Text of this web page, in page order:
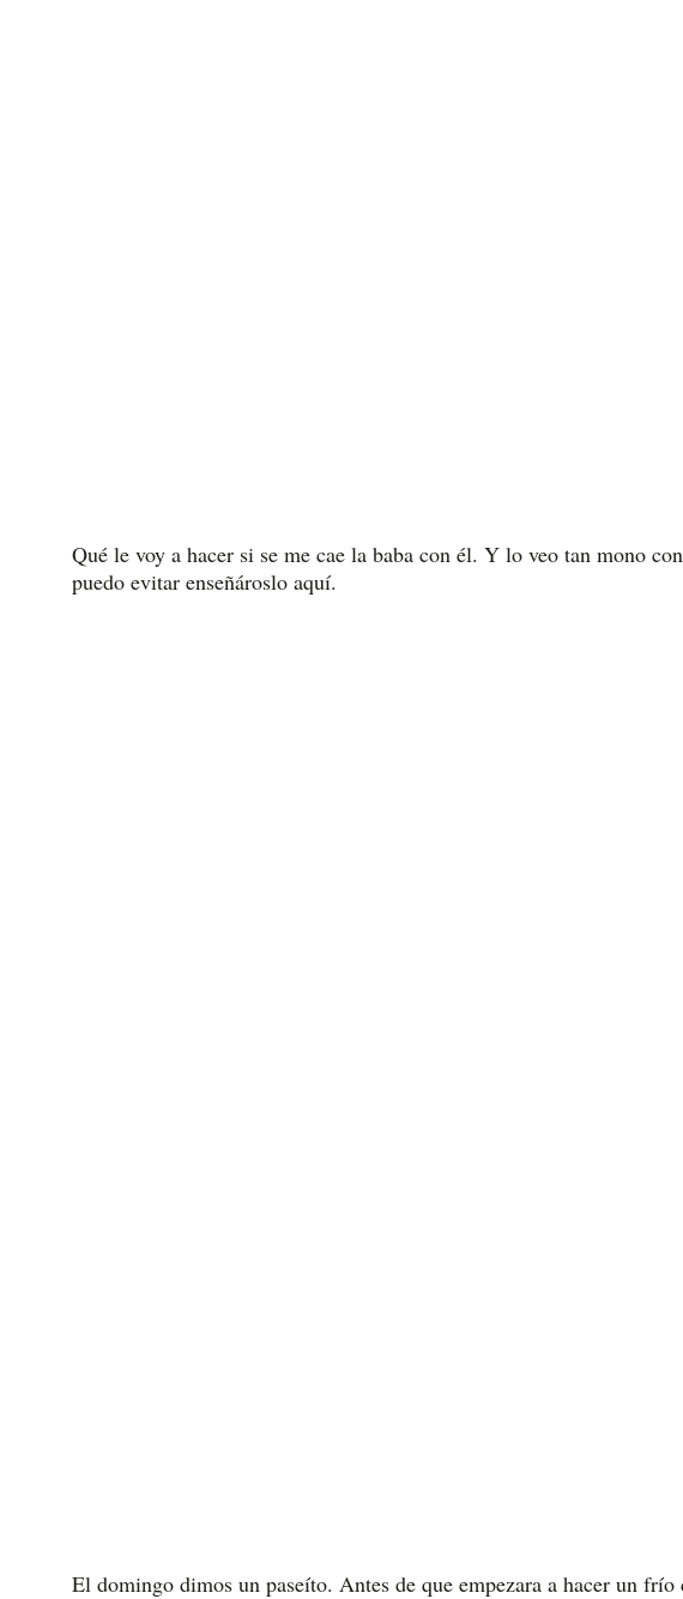
Qué le voy a hacer si se me cae la baba con él. Y lo veo tan mono
puedo evitar enseñároslo aquí.
El domingo dimos un paseíto. Antes de que empezara a hacer un